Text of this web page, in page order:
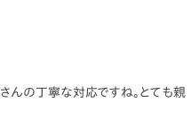
車は一人。カッコ悪い…。
んの丁寧な対応ですね。とても親